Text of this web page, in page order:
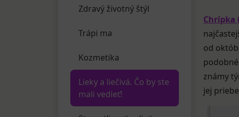
Zdravý životný štýl
Trápi ma
Kozmetika
Lieky a liečivá. Čo by ste
mali vedieť!
Chrípka
od
známy
jej